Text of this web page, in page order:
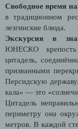
Свободное время на
в традиционном
лезгинские блюда.
Экскурсия в
ЮНЕСКО крепость
цитадель,
призванными
Персидскую
кала» — это
Цитадель
периметру она
метров. В каждой